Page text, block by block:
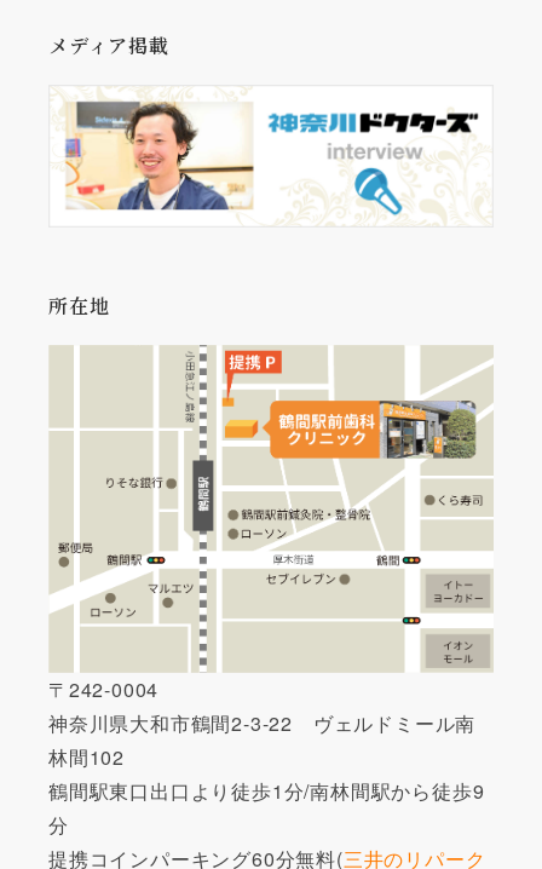
メディア掲載
所在地
〒242-0004
神奈川県大和市鶴間2-3-22 ヴェルドミール南
林間102
鶴間駅東口出口より徒歩1分/南林間駅から徒歩9
分
提携コインパーキング60分無料(三井のリパーク